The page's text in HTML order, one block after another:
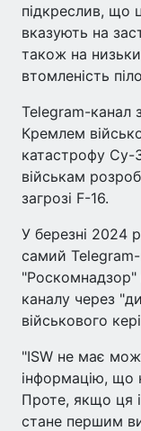
підкреслив, що
вказують на
також на
втомленість
Telegram-канал
Кремлем
катастрофу Су-
військам
загрозі F-16.
У березні 2024
самий
"Роскомнадзор"
каналу через
військового
"ISW не має
інформацію, що
Проте, якщо ця
стане першим